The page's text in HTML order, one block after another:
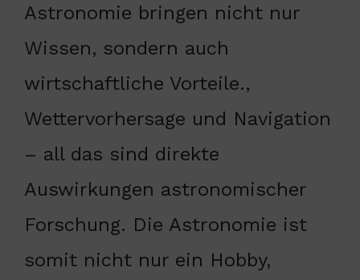
Astronomie bringen nicht nur
Wissen, sondern auch
wirtschaftliche Vorteile.,
Wettervorhersage und Navigation
– all das sind direkte
Auswirkungen astronomischer
Forschung. Die Astronomie ist
somit nicht nur ein Hobby,